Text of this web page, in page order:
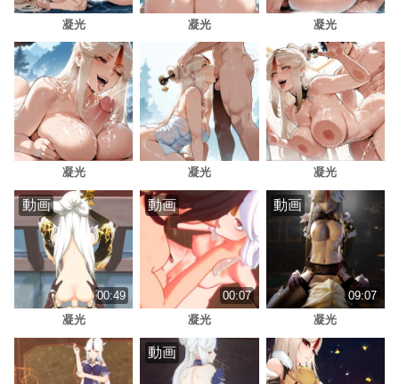
凝光 凝光 凝光
凝光 凝光 凝光
動画
00:49
凝光
動画
00:07
凝光
動画
09:07
凝光
動画